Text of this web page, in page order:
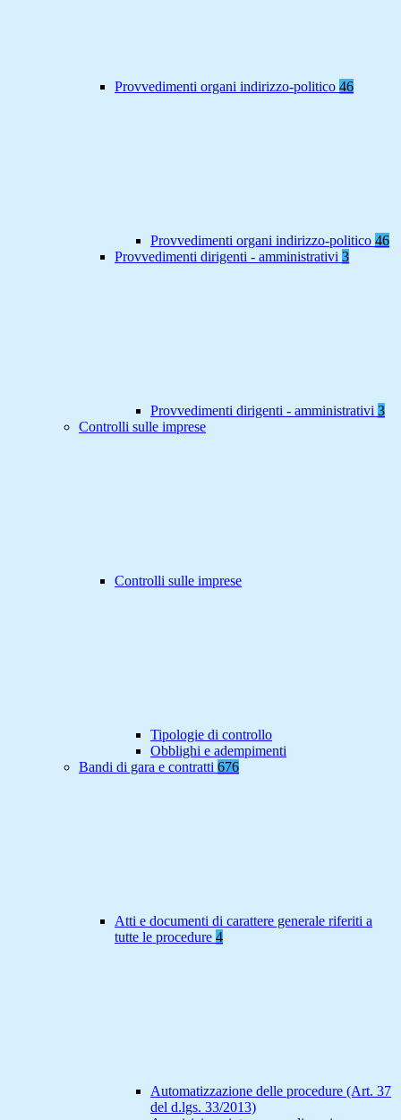
Provvedimenti organi indirizzo-politico 46
Provvedimenti organi indirizzo-politico 46
Provvedimenti dirigenti - amministrativi 3
Provvedimenti dirigenti - amministrativi 3
Controlli sulle imprese
Controlli sulle imprese
Tipologie di controllo
Obblighi e adempimenti
Bandi di gara e contratti 676
Atti e documenti di carattere generale riferiti a
tutte le procedure 4
Automatizzazione delle procedure (Art. 37
del d.lgs. 33/2013)